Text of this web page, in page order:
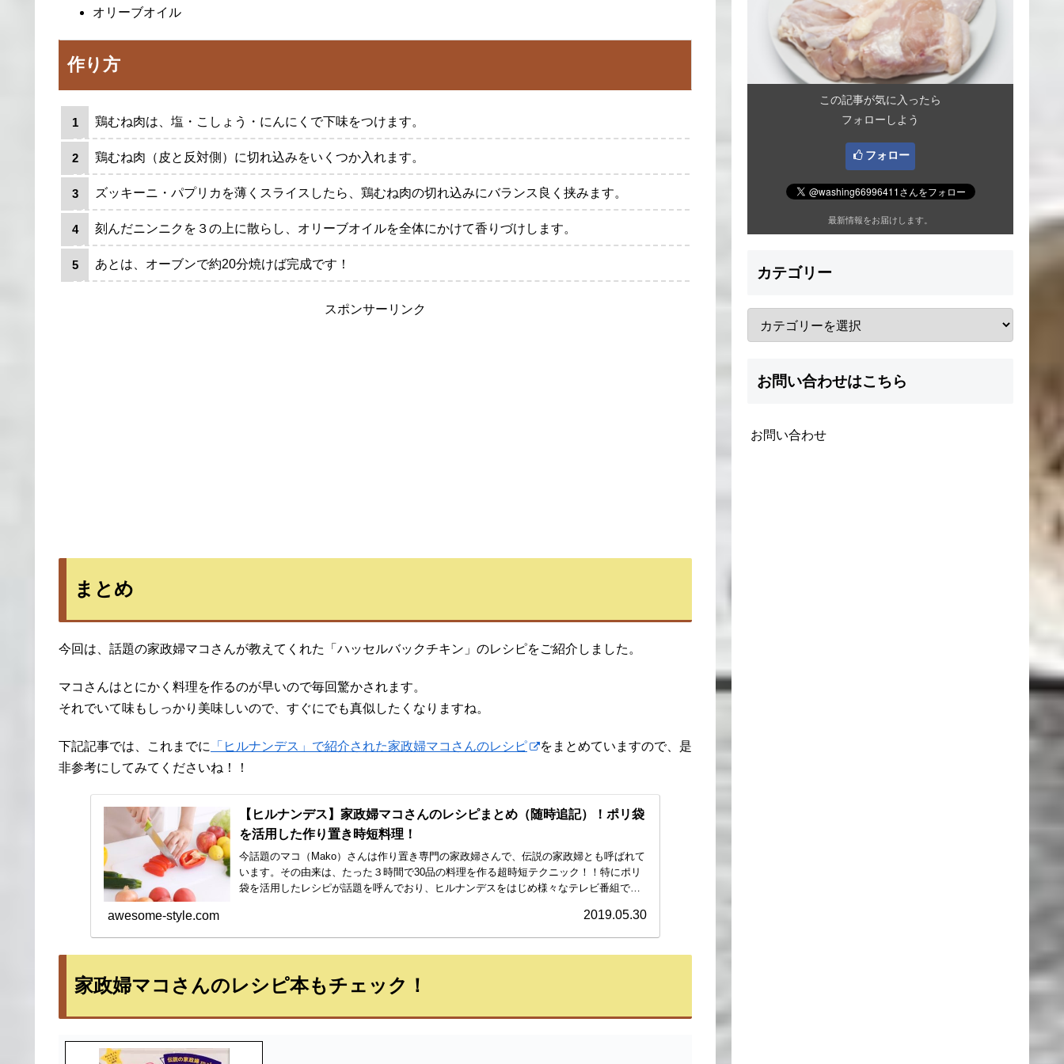
オリーブオイル
作り方
鶏むね肉は、塩・こしょう・にんにくで下味をつけます。
鶏むね肉（皮と反対側）に切れ込みをいくつか入れます。
ズッキーニ・パプリカを薄くスライスしたら、鶏むね肉の切れ込みにバランス良く挟みます。
刻んだニンニクを３の上に散らし、オリーブオイルを全体にかけて香りづけします。
あとは、オーブンで約20分焼けば完成です！
スポンサーリンク
まとめ
今回は、話題の家政婦マコさんが教えてくれた「ハッセルバックチキン」のレシピをご紹介しました。
マコさんはとにかく料理を作るのが早いので毎回驚かされます。
それでいて味もしっかり美味しいので、すぐにでも真似したくなりますね。
下記記事では、これまでに 「ヒルナンデス」で紹介された家政婦マコさんのレシピ
をまとめていますので、是
非参考にしてみてくださいね！！
【ヒルナンデス】家政婦マコさんのレシピまとめ（随時追記）！ポリ袋
を活用した作り置き時短料理！
今話題のマコ（Mako）さんは作り置き専門の家政婦さんで、伝説の家政婦とも呼ばれて
います。その由来は、たった３時間で30品の料理を作る超時短テクニック！！特にポリ
袋を活用したレシピが話題を呼んでおり、ヒルナンデスをはじめ様々なテレビ番組で
awesome-style.com 2019.05.30
家政婦マコさんのレシピ本もチェック！
この記事が気に入ったら
フォローしよう
フォロー
最新情報をお届けします。
カテゴリー
お問い合わせはこちら
お問い合わせ